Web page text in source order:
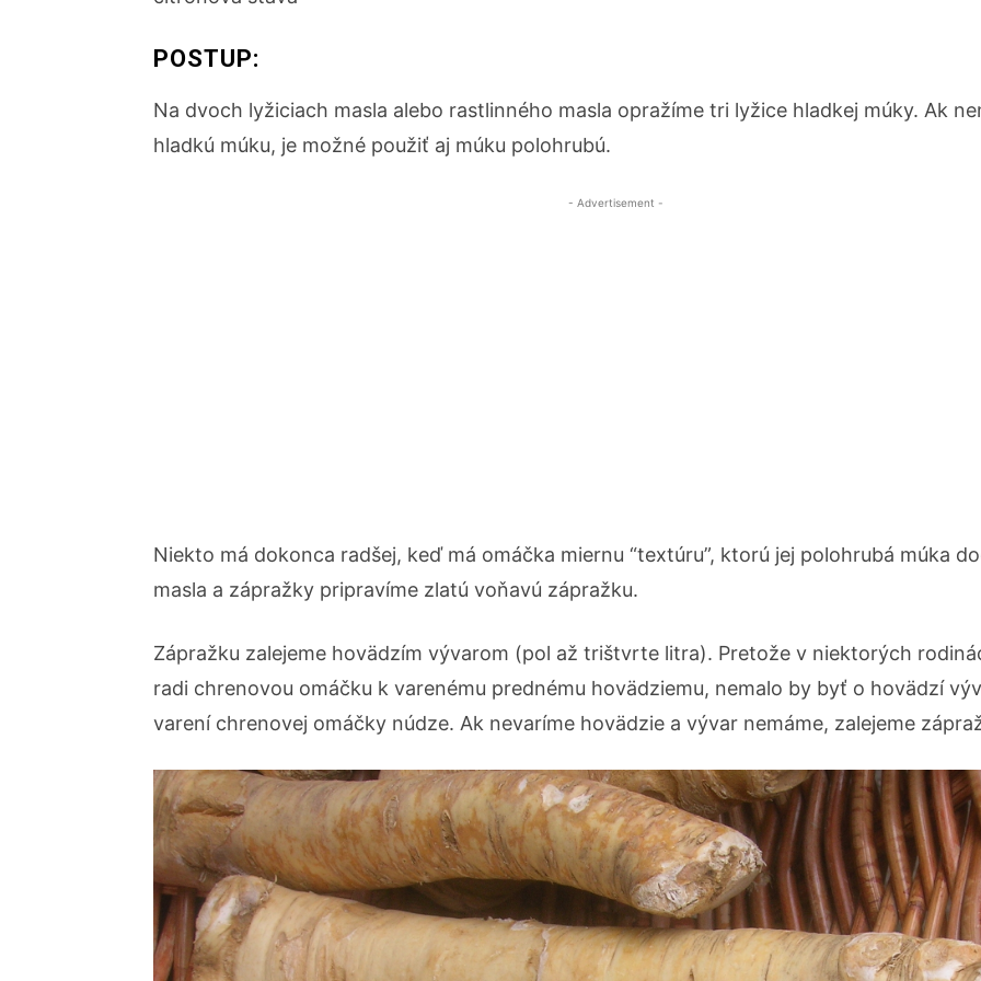
POSTUP:
Na dvoch lyžiciach masla alebo rastlinného masla opražíme tri lyžice hladkej múky. Ak
hladkú múku, je možné použiť aj múku polohrubú.
- Advertisement -
Niekto má dokonca radšej, keď má omáčka miernu “textúru”, ktorú jej polohrubá múka
masla a zápražky pripravíme zlatú voňavú zápražku.
Zápražku zalejeme hovädzím vývarom (pol až trištvrte litra). Pretože v niektorých
radi chrenovou omáčku k varenému prednému hovädziemu, nemalo by byť o hovädzí
varení chrenovej omáčky núdze. Ak nevaríme hovädzie a vývar nemáme, zalejeme